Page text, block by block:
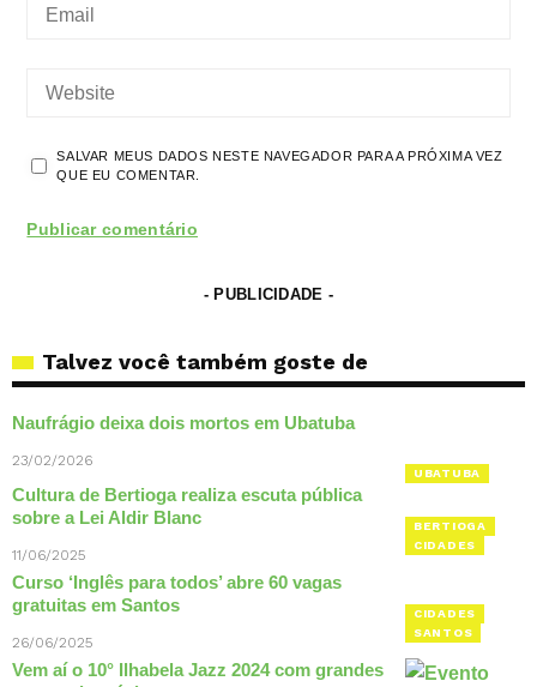
SALVAR MEUS DADOS NESTE NAVEGADOR PARA A PRÓXIMA VEZ
QUE EU COMENTAR.
- PUBLICIDADE -
Talvez você também goste de
UBATUBA
Naufrágio deixa dois mortos em Ubatuba
23/02/2026
BERTIOGA
CIDADES
Cultura de Bertioga realiza escuta pública
sobre a Lei Aldir Blanc
11/06/2025
CIDADES
SANTOS
Curso ‘Inglês para todos’ abre 60 vagas
gratuitas em Santos
26/06/2025
Vem aí o 10° Ilhabela Jazz 2024 com grandes